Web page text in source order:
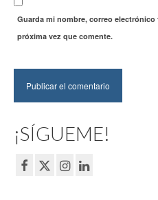
Guarda mi nombre, correo electrónico
próxima vez que comente.
¡SÍGUEME!